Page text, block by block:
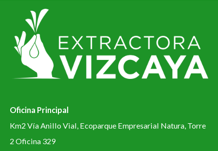
Oficina Principal
Km2 Vía Anillo Vial, Ecoparque Empresarial Natura, Torre
2 Oficina 329